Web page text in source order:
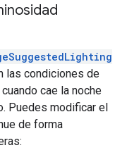
las condiciones de
cae la noche
Puedes modificar el
de forma